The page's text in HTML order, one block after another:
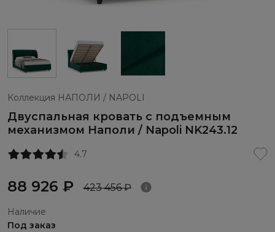
Коллекция НАПОЛИ / NAPOLI
Двуспальная кровать с подъемным
механизмом Наполи / Napoli NK243.12
4.7
88 926 ₽ 423 456 ₽
Наличие
Под заказ